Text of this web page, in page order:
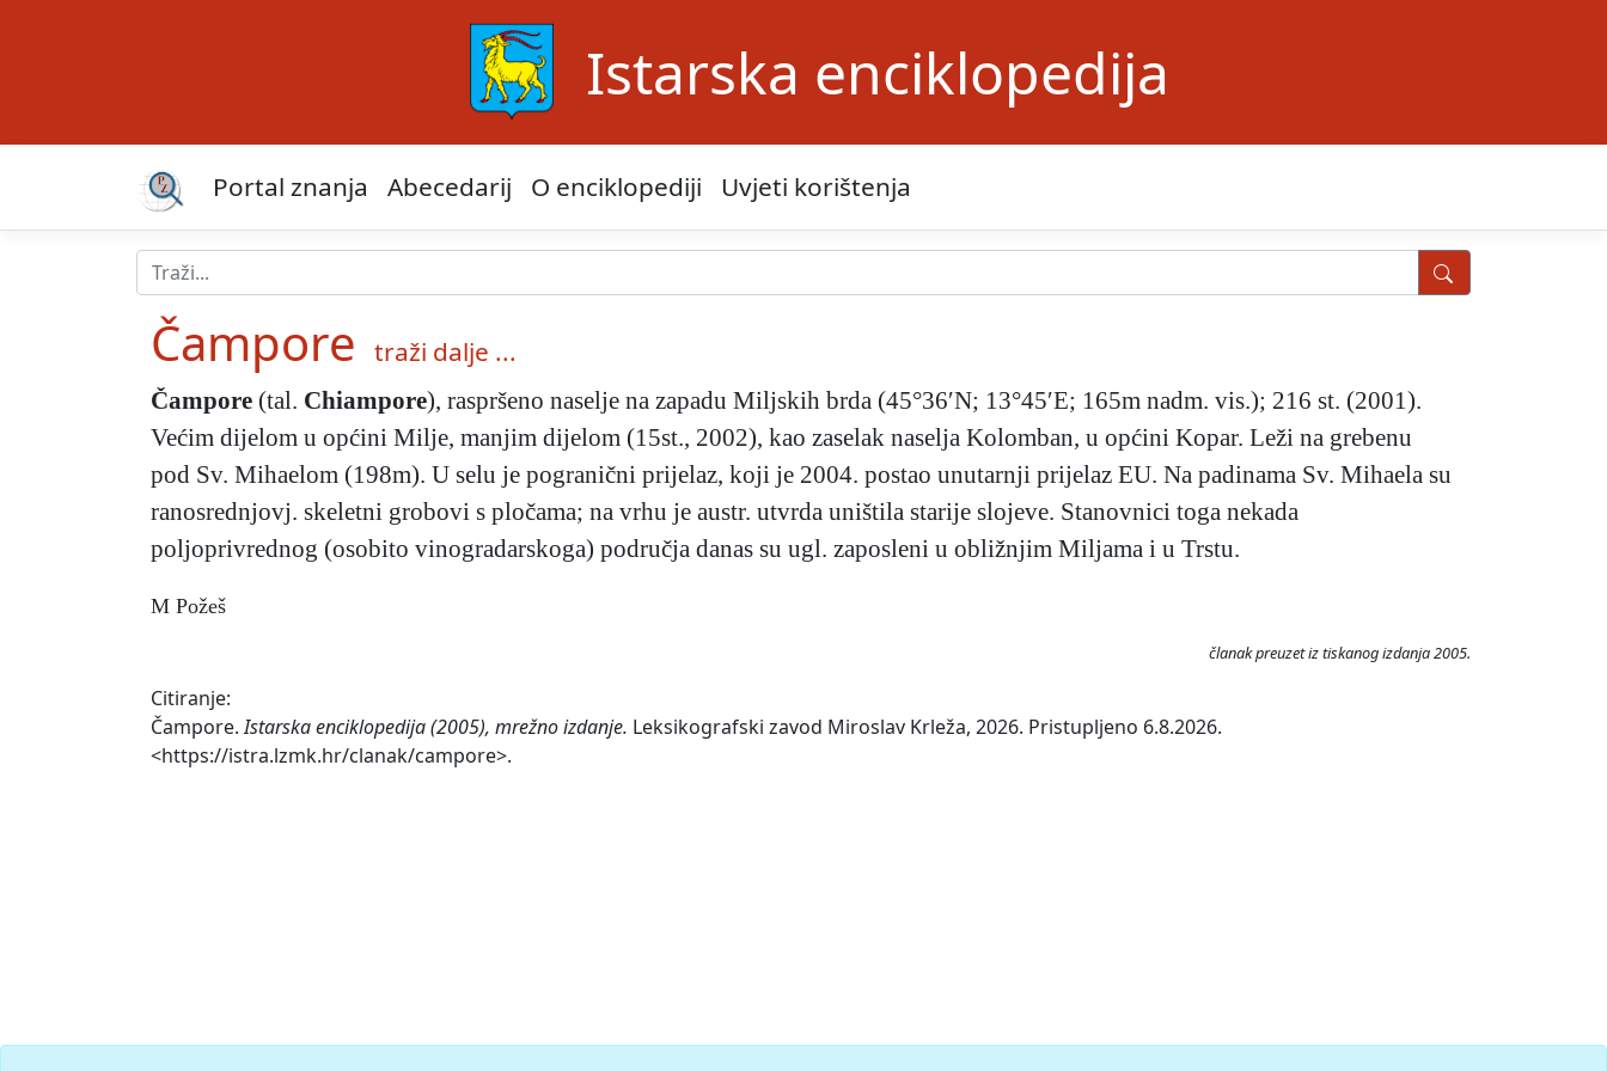
Istarska enciklopedija
Portal znanja Abecedarij O enciklopediji Uvjeti korištenja
Čampore traži dalje ...
Čampore (tal. Chiampore), raspršeno naselje na zapadu Miljskih brda (45°36′N; 13°45′E; 165m nadm. vis.); 216 st. (2001).
Većim dijelom u općini Milje, manjim dijelom (15st., 2002), kao zaselak naselja Kolomban, u općini Kopar. Leži na grebenu
pod Sv. Mihaelom (198m). U selu je pogranični prijelaz, koji je 2004. postao unutarnji prijelaz EU. Na padinama Sv. Mihaela su
ranosrednjovj. skeletni grobovi s pločama; na vrhu je austr. utvrda uništila starije slojeve. Stanovnici toga nekada
poljoprivrednog (osobito vinogradarskoga) područja danas su ugl. zaposleni u obližnjim Miljama i u Trstu.
M Požeš
članak preuzet iz tiskanog izdanja 2005.
Citiranje:
Čampore.Istarska enciklopedija (2005), mrežno izdanje. Leksikografski zavod Miroslav Krleža, 2026. Pristupljeno 6.8.2026.
<https://istra.lzmk.hr/clanak/campore>.